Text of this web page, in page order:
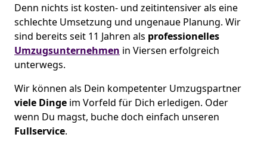
Denn nichts ist kosten- und zeitintensiver als eine
schlechte Umsetzung und ungenaue Planung. Wir
sind bereits seit 11 Jahren als professionelles
Umzugsunternehmen in Viersen erfolgreich
unterwegs.
Wir können als Dein kompetenter Umzugspartner
viele Dinge im Vorfeld für Dich erledigen. Oder
wenn Du magst, buche doch einfach unseren
Fullservice.